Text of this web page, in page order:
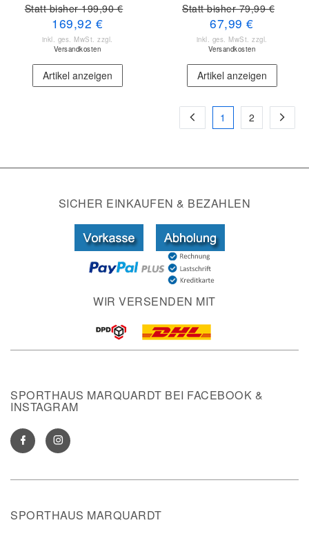
Statt bisher 199,90 €
169,92 €
inkl. ges. MwSt. zzgl.
Versandkosten
Artikel anzeigen
Statt bisher 79,99 €
67,99 €
inkl. ges. MwSt. zzgl.
Versandkosten
Artikel anzeigen
1 2
SICHER EINKAUFEN & BEZAHLEN
WIR VERSENDEN MIT
SPORTHAUS MARQUARDT BEI FACEBOOK &
INSTAGRAM
SPORTHAUS MARQUARDT